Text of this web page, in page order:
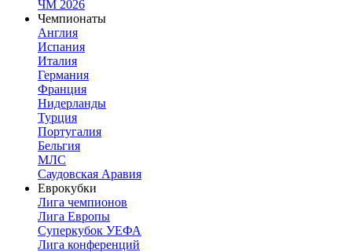
ЧМ 2026
Чемпионаты
Англия
Испания
Италия
Германия
Франция
Нидерланды
Турция
Португалия
Бельгия
МЛС
Саудовская Аравия
Еврокубки
Лига чемпионов
Лига Европы
Суперкубок УЕФА
Лига конференций